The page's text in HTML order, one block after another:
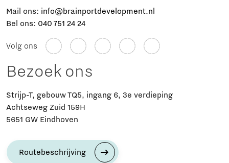
Mail ons: info@brainportdevelopment.nl
Bel ons: 040 751 24 24
Volg ons
Bezoek ons
Strijp-T, gebouw TQ5, ingang 6, 3e verdieping
Achtseweg Zuid 159H
5651 GW Eindhoven
Routebeschrijving